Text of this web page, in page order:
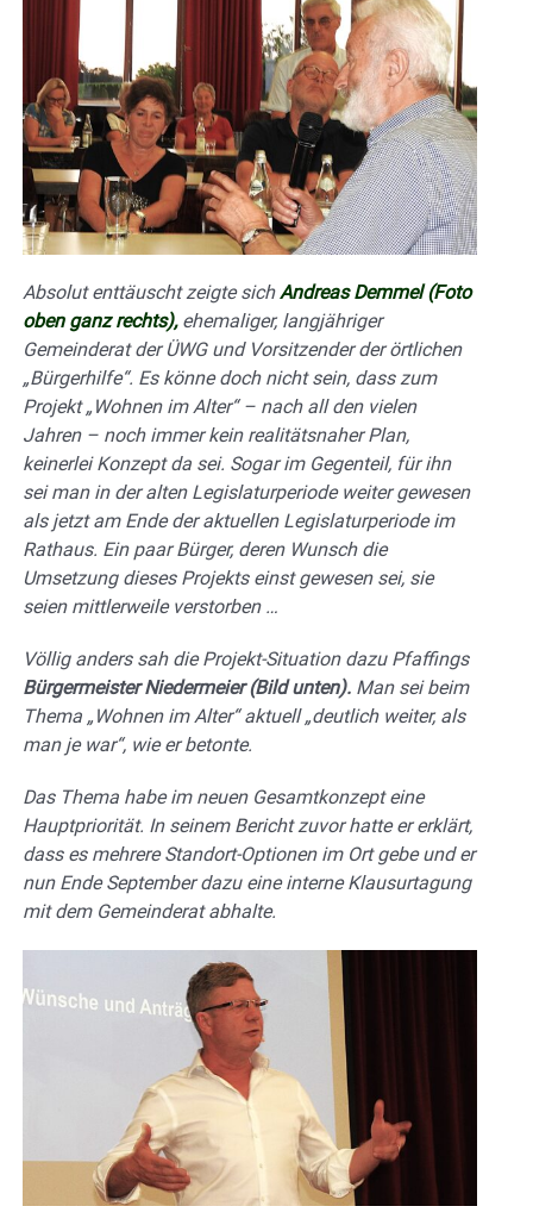
Absolut enttäuscht zeigte sichAndreas Demmel (Foto
oben ganz rechts),ehemaliger, langjähriger
Gemeinderat der ÜWG und Vorsitzender der örtlichen
„Bürgerhilfe“. Es könne doch nicht sein, dass zum
Projekt „Wohnen im Alter“ – nach all den vielen
Jahren – noch immer kein realitätsnaher Plan,
keinerlei Konzept da sei. Sogar im Gegenteil, für ihn
sei man in der alten Legislaturperiode weiter gewesen
als jetzt am Ende der aktuellen Legislaturperiode im
Rathaus. Ein paar Bürger, deren Wunsch die
Umsetzung dieses Projekts einst gewesen sei, sie
seien mittlerweile verstorben …
Völlig anders sah die Projekt-Situation dazu Pfaffings
Bürgermeister Niedermeier (Bild unten). Man sei beim
Thema „Wohnen im Alter“ aktuell „deutlich weiter, als
man je war“, wie er betonte.
Das Thema habe im neuen Gesamtkonzept eine
Hauptpriorität. In seinem Bericht zuvor hatte er erklärt,
dass es mehrere Standort-Optionen im Ort gebe und er
nun Ende September dazu eine interne Klausurtagung
mit dem Gemeinderat abhalte.